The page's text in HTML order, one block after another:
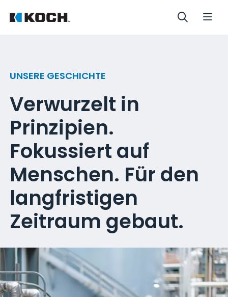
UNSERE GESCHICHTE
Verwurzelt in
Prinzipien.
Fokussiert auf
Menschen. Für den
langfristigen
Zeitraum gebaut.